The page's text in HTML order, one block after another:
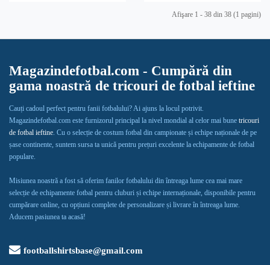
Afişare 1 - 38 din 38 (1 pagini)
Magazindefotbal.com - Cumpără din
gama noastră de tricouri de fotbal ieftine
Cauți cadoul perfect pentru fanii fotbalului? Ai ajuns la locul potrivit.
Magazindefotbal.com este furnizorul principal la nivel mondial al celor mai bune tricouri
de fotbal ieftine. Cu o selecție de costum fotbal din campionate și echipe naționale de pe
șase continente, suntem sursa ta unică pentru prețuri excelente la echipamente de fotbal
populare.
Misiunea noastră a fost să oferim fanilor fotbalului din întreaga lume cea mai mare
selecție de echipamente fotbal pentru cluburi și echipe internaționale, disponibile pentru
cumpărare online, cu opțiuni complete de personalizare și livrare în întreaga lume.
Aducem pasiunea ta acasă!
footballshirtsbase@gmail.com